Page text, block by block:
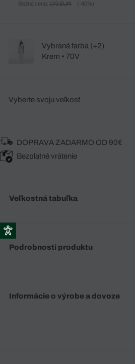
Bežná cena: 170 EUR (-40%)
Vybraná farba (+2)
Krem • 70V
Vyberte svoju veľkosť
DOPRAVA ZADARMO OD 90€
Bezplatné vrátenie
Veľkostná tabuľka
Podrobnosti produktu
Informácie o výrobe a dovoze